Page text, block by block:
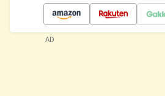
AD